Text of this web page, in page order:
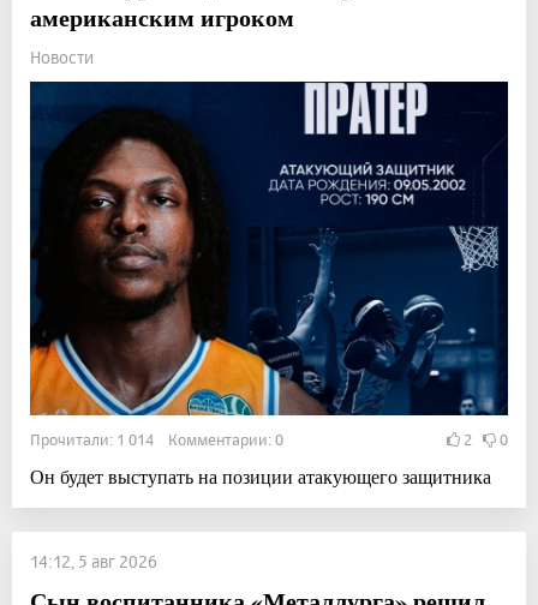
американским игроком
Новости
Прочитали: 1 014 Комментарии: 0 2 0
Он будет выступать на позиции атакующего защитника
14:12, 5 авг 2026